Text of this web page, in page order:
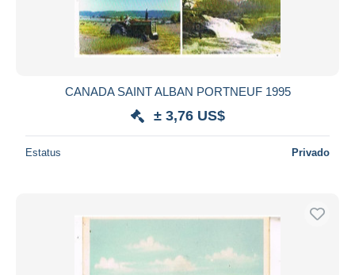
CANADA SAINT ALBAN PORTNEUF 1995
± 3,76 US$
Estatus Privado